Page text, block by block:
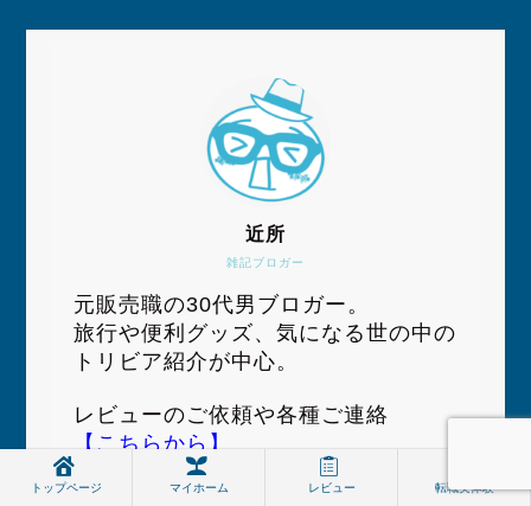
雑記ブロガー
近所
元販売職の30代男ブロガー。
旅行や便利グッズ、気になる世の中の
トリビア紹介が中心。
レビューのご依頼や各種ご連絡
【こちらから】
サブブログ：あなたのためのおしゃれ
トップページ マイホーム レビュー 転職実体験